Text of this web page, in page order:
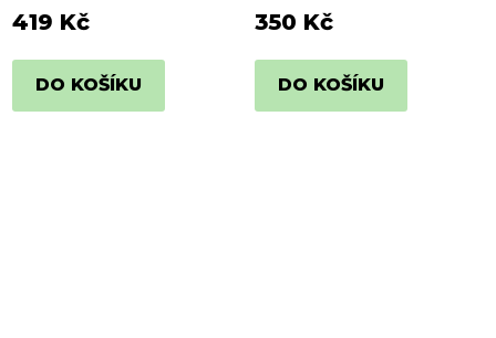
kámen
419 Kč
DO KOŠÍKU
350 Kč
DO KOŠÍKU